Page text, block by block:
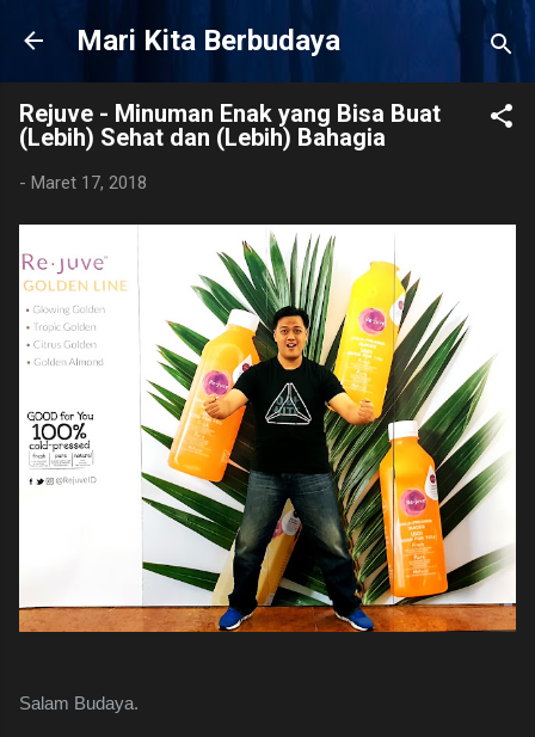
Langsung ke konten utama
Mari Kita Berbudaya
Rejuve - Minuman Enak yang Bisa Buat
(Lebih) Sehat dan (Lebih) Bahagia
- Maret 17, 2018
Salam Budaya.